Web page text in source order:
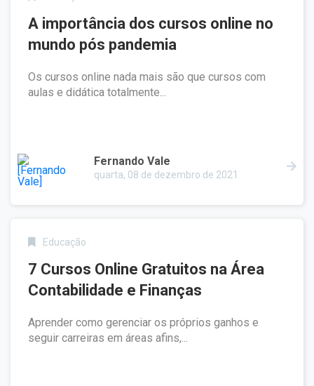
A importância dos cursos online no
mundo pós pandemia
Os cursos online nada mais são que cursos com
aulas e didática totalmente...
Fernando Vale
quarta, 08 de dezembro de 2021
Educação
7 Cursos Online Gratuitos na Área
Contabilidade e Finanças
Aprender como gerenciar os próprios ganhos e
seguir carreiras em áreas afins,...